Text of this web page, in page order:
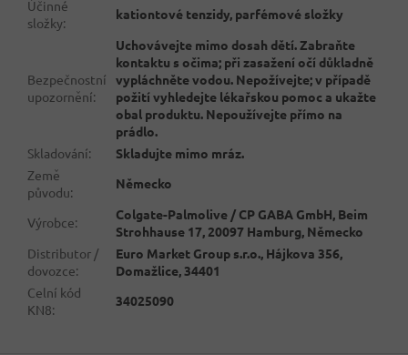
Účinné
složky:
kationtové tenzidy, parfémové složky
Bezpečnostní
upozornění:
Uchovávejte mimo dosah dětí. Zabraňte
kontaktu s očima; při zasažení očí důkladně
vypláchněte vodou. Nepožívejte; v případě
požití vyhledejte lékařskou pomoc a ukažte
obal produktu. Nepoužívejte přímo na
prádlo.
Skladování:
Skladujte mimo mráz.
Země
původu:
Německo
Výrobce:
Colgate-Palmolive / CP GABA GmbH, Beim
Strohhause 17, 20097 Hamburg, Německo
Distributor /
dovozce:
Euro Market Group s.r.o., Hájkova 356,
Domažlice, 34401
Celní kód
KN8:
34025090